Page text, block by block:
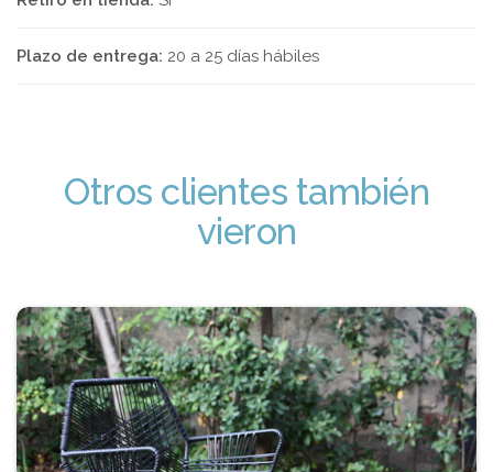
Plazo de entrega: 20 a 25 días hábiles
Otros clientes también
vieron